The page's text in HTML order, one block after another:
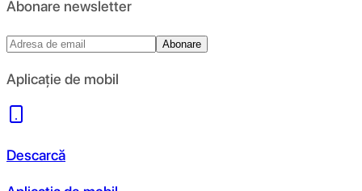
Abonare newsletter
Abonare
Aplicație de mobil
Descarcă